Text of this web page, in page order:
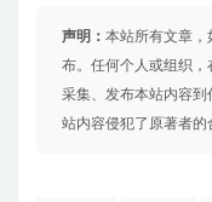
声明： 本站所有文章，
布。任何个人或组织，
采集、发布本站内容
站内容侵犯了原著者的